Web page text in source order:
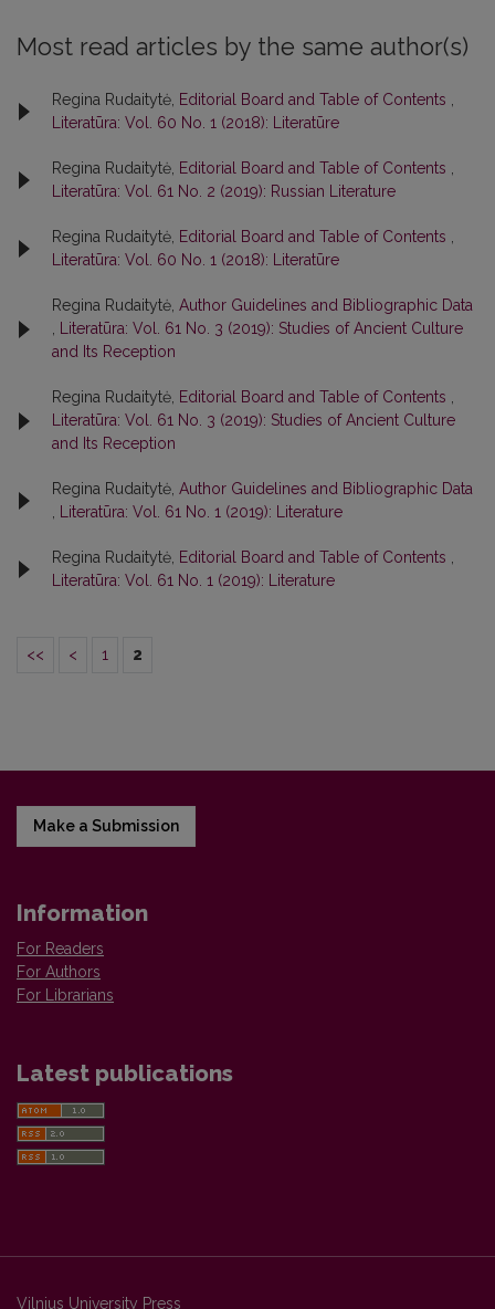
Most read articles by the same author(s)
Regina Rudaitytė, Editorial Board and Table of Contents
Literatūra: Vol. 60 No. 1 (2018): Literatūre
Regina Rudaitytė, Editorial Board and Table of Contents
Literatūra: Vol. 61 No. 2 (2019): Russian Literature
Regina Rudaitytė, Editorial Board and Table of Contents
Literatūra: Vol. 60 No. 1 (2018): Literatūre
Regina Rudaitytė, Author Guidelines and Bibliographic Data
Literatūra: Vol. 61 No. 3 (2019): Studies of Ancient Culture
and Its Reception
Regina Rudaitytė, Editorial Board and Table of Contents
Literatūra: Vol. 61 No. 3 (2019): Studies of Ancient Culture
and Its Reception
Regina Rudaitytė, Author Guidelines and Bibliographic Data
Literatūra: Vol. 61 No. 1 (2019): Literature
Regina Rudaitytė, Editorial Board and Table of Contents
Literatūra: Vol. 61 No. 1 (2019): Literature
<< < 1 2
Make a Submission
Information
For Readers
For Authors
For Librarians
Latest publications
Vilnius University Press